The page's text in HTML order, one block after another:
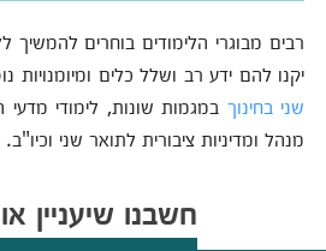
רבים מבוגרי הלימודים בוחרים
יקנו להם ידע רב ושלל כלים ומיומנויות
שני בחינוך במגמות שונות, לימודי מדעי
מנהל ומדיניות ציבורית לתואר שני וכיו"ב.
חשבנו שיעניין